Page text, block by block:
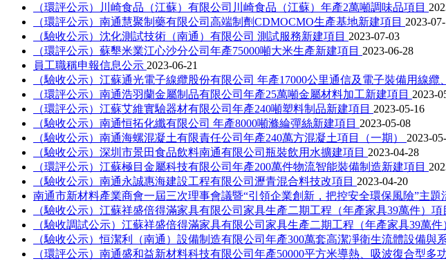
（環評公示）川崎食品（江蘇）有限公司川崎食品（江蘇）年產2萬噸調味品項目
（環評公示）南通慧聚制藥有限公司高端制劑CDMOCMO生產基地新建項目 2023-
（驗收公示）沈化測試技術（南通）有限公司 測試服務新建項目 2023-07-03
（環評公示）蘇墾米業江心沙分公司年產75000噸大米生產新建項目 2023-06-28
員工職稱申報信息公示 2023-06-21
（驗收公示）江蘇通光電子線纜股份有限公司 年產17000公里通信及電子裝備用線纜
（環評公示）南通浩羽蘭金屬制品有限公司年產25萬噸金屬材料加工新建項目 2023-
（環評公示）江蘇艾維實驗器材有限公司年產240噸塑料制品新建項目 2023-05-16
（驗收公示）南通恒拓化纖有限公司 年產8000噸滌綸彈絲新建項目 2023-05-08
（驗收公示）南通海螺混凝土有限責任公司年產240萬方混凝土項目（一期） 2023-
（驗收公示）深圳市景田食品飲料南通有限公司瓶裝飲用水擴建項目 2023-04-28
（環評公示）江蘇極目金屬科技有限公司年產200萬件物流智能裝備制造新建項目
（驗收公示）南通永誠惠海建設工程有限公司瀝青混合料技改項目 2023-04-20
南通市新材料產業商會一屆三次理事會議暨“引領企業創新，把控安全環保風險”主題
（驗收公示）江蘇祥盛倍得滿家具有限公司家具生產二期工程（年產家具39萬件）項
（驗收調試公示）江蘇祥盛倍得滿家具有限公司家具生產二期工程（年產家具39萬
（驗收公示）恒潔利（南通）設備制造有限公司年產300萬套高潔凈衛生流體設備與
（環評公示）南通盛和益新材料科技有限公司年產50000平方米導熱、吸波復合型多